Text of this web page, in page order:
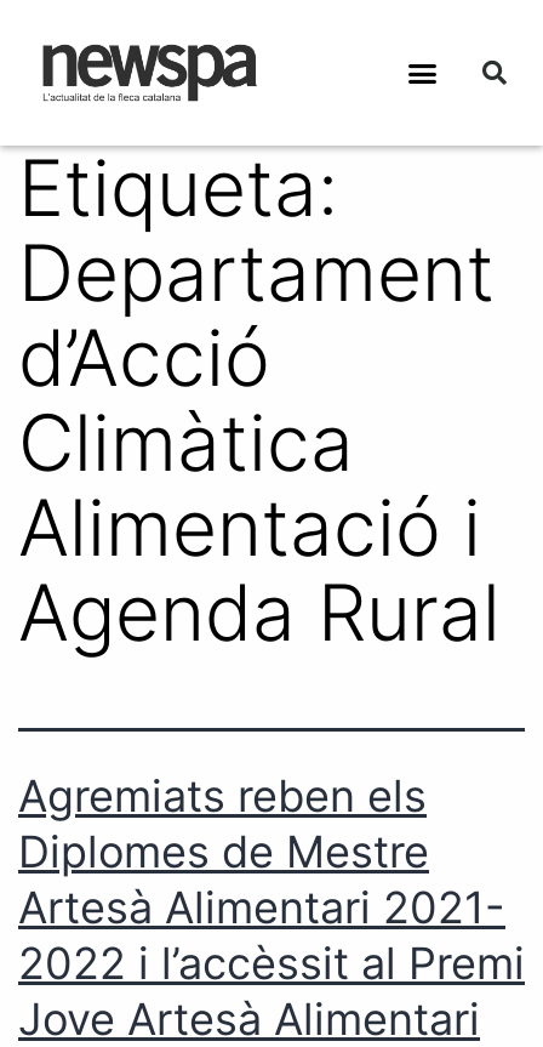
Etiqueta:
Departament
d’Acció
Climàtica
Alimentació i
Agenda Rural
Agremiats reben els
Diplomes de Mestre
Artesà Alimentari 2021-
2022 i l’accèssit al Premi
Jove Artesà Alimentari